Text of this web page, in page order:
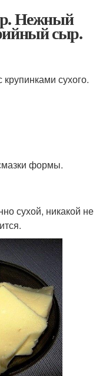
Нежный
сыр.
крупинками сухого.
формы.
сухой, никакой не